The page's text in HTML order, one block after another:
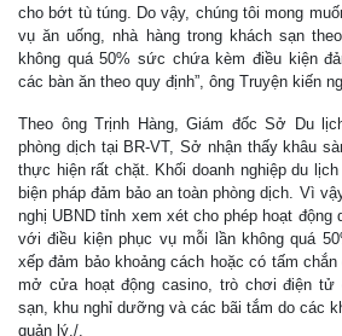
cho bớt tù túng. Do vậy, chúng tôi mong
vụ ăn uống, nhà hàng trong khách sạn
không quá 50% sức chứa kèm điều kiện
các bàn ăn theo quy định”, ông Truyện kiến
Theo ông Trịnh Hàng, Giám đốc Sở Du
phòng dịch tại BR-VT, Sở nhận thấy khâu
thực hiện rất chặt. Khối doanh nghiệp du
biện pháp đảm bảo an toàn phòng dịch. Vì
nghị UBND tỉnh xem xét cho phép hoạt động
với điều kiện phục vụ mỗi lần không quá
xếp đảm bảo khoảng cách hoặc có tấm
mở cửa hoạt động casino, trò chơi điện
sạn, khu nghỉ dưỡng và các bãi tắm do các
quản lý./.